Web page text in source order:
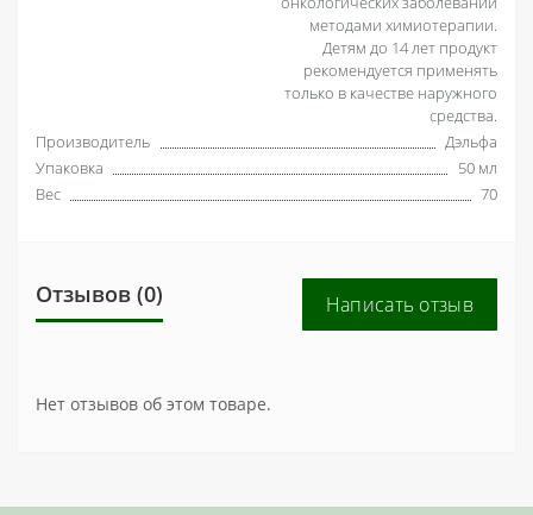
методами химиотерапии.
Детям до 14 лет продукт
рекомендуется применять
только в качестве наружного
средства.
Производитель
Дэльфа
Упаковка
50 мл
Вес
70
Отзывов (0) Написать отзыв
Нет отзывов об этом товаре.